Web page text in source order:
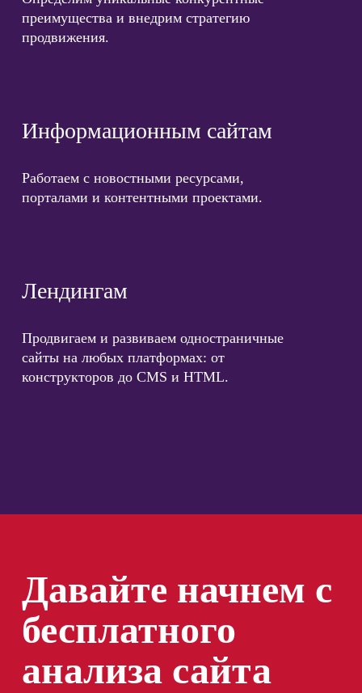
преимущества и внедрим стратегию
продвижения.
Информационным сайтам
Работаем с новостными ресурсами,
порталами и контентными проектами.
Лендингам
Продвигаем и развиваем одностраничные
сайты на любых платформах: от
конструкторов до CMS и HTML.
Давайте начнем с
бесплатного
анализа сайта